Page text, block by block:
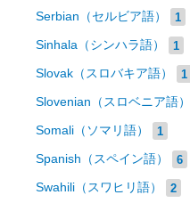
Serbian（セルビア語） 1
Sinhala（シンハラ語） 1
Slovak（スロバキア語） 1
Slovenian（スロベニア語）
Somali（ソマリ語） 1
Spanish（スペイン語） 6
Swahili（スワヒリ語） 2